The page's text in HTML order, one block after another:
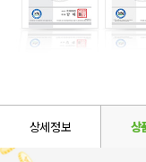
상세정보 상